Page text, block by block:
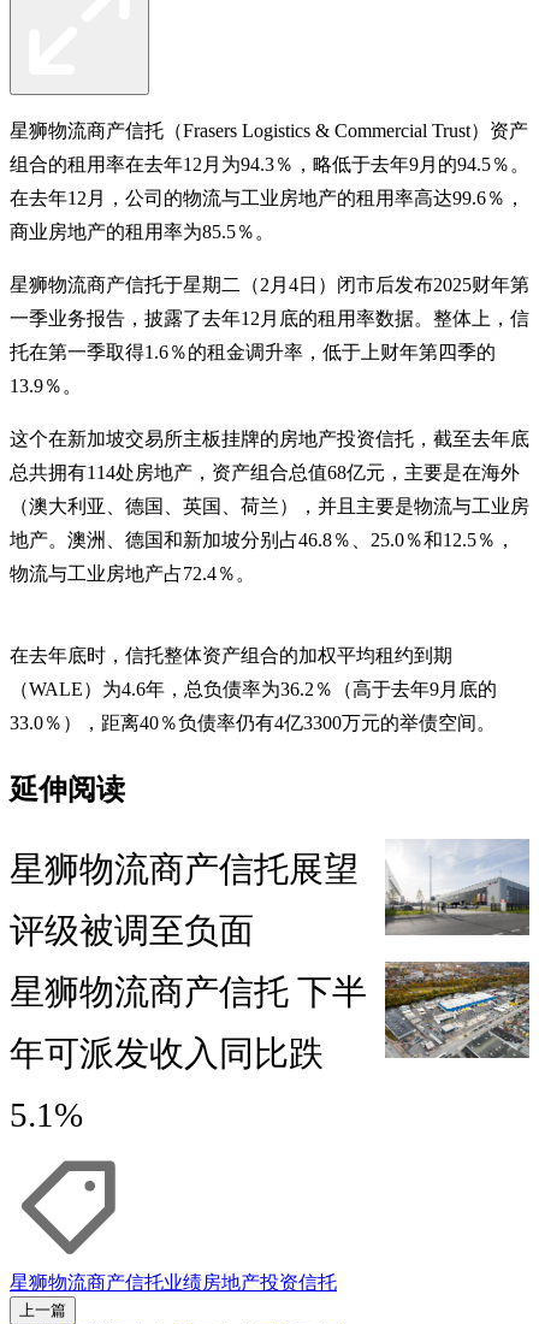
星狮物流商产信托（Frasers Logistics & Commercial Trust）资产
组合的租用率在去年12月为94.3％，略低于去年9月的94.5％。
在去年12月，公司的物流与工业房地产的租用率高达99.6％，
商业房地产的租用率为85.5％。
星狮物流商产信托于星期二（2月4日）闭市后发布2025财年第
一季业务报告，披露了去年12月底的租用率数据。整体上，信
托在第一季取得1.6％的租金调升率，低于上财年第四季的
13.9％。
这个在新加坡交易所主板挂牌的房地产投资信托，截至去年底
总共拥有114处房地产，资产组合总值68亿元，主要是在海外
（澳大利亚、德国、英国、荷兰），并且主要是物流与工业房
地产。澳洲、德国和新加坡分别占46.8％、25.0％和12.5％，
物流与工业房地产占72.4％。
在去年底时，信托整体资产组合的加权平均租约到期
（WALE）为4.6年，总负债率为36.2％（高于去年9月底的
33.0％），距离40％负债率仍有4亿3300万元的举债空间。
延伸阅读
星狮物流商产信托展望
评级被调至负面
星狮物流商产信托 下半
年可派发收入同比跌
5.1%
星狮物流商产信托业绩房地产投资信托
上一篇